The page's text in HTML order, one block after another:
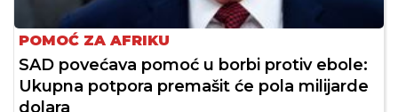
POMOĆ ZA AFRIKU
SAD povećava pomoć u borbi protiv ebole:
Ukupna potpora premašit će pola milijarde
dolara